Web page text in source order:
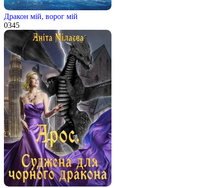
Дракон мій, ворог мій
0345